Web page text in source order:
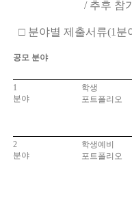
/ 추후 참가신청
□ 분야별 제출서류(1 분
공모 분야
1
분야
학생
포트폴리오
2
분야
학생예비
포트폴리오